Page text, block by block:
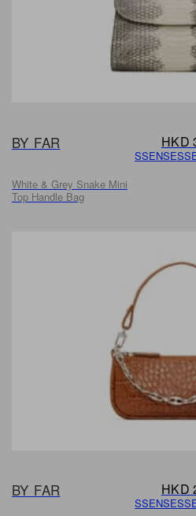
BY FAR
White & Grey Snake Mini
Top Handle Bag
HKD
SSENSE
BY FAR HKD
SSENSE